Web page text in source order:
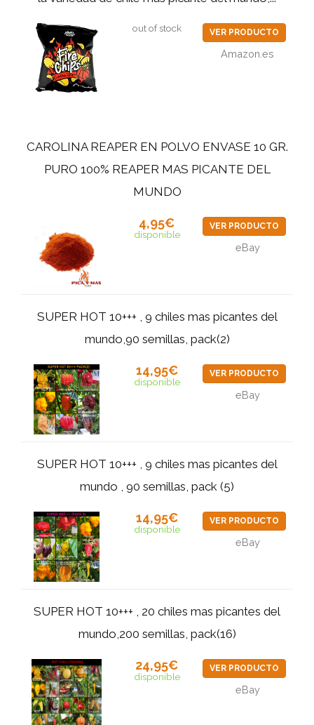
out of stock VER PRODUCTO
Amazon.es
CAROLINA REAPER EN POLVO ENVASE 10 GR.
PURO 100% REAPER MAS PICANTE DEL
MUNDO
4,95€
disponible
VER PRODUCTO
eBay
SUPER HOT 10+++ , 9 chiles mas picantes del
mundo,90 semillas, pack(2)
14,95€
disponible
VER PRODUCTO
eBay
SUPER HOT 10+++ , 9 chiles mas picantes del
mundo , 90 semillas, pack (5)
14,95€
disponible
VER PRODUCTO
eBay
SUPER HOT 10+++ , 20 chiles mas picantes del
mundo,200 semillas, pack(16)
24,95€
disponible
VER PRODUCTO
eBay